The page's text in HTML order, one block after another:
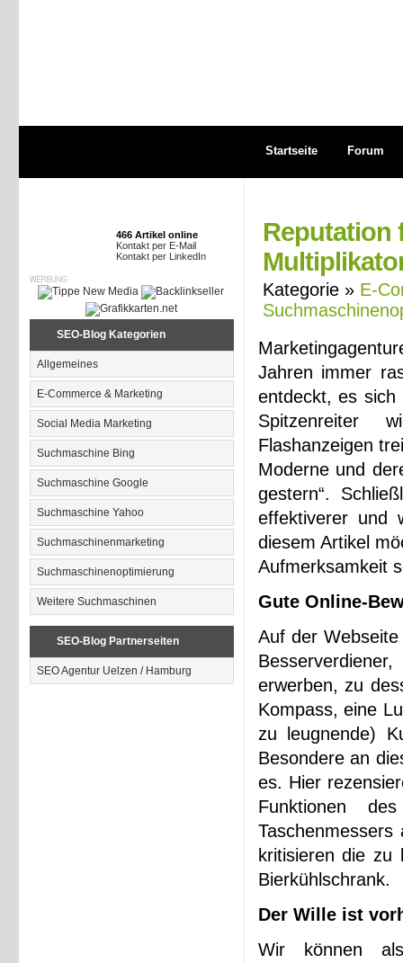
Startseite Forum
466 Artikel online
Kontakt per E-Mail
Kontakt per LinkedIn
SEO-Blog Kategorien
Allgemeines
E-Commerce & Marketing
Social Media Marketing
Suchmaschine Bing
Suchmaschine Google
Suchmaschine Yahoo
Suchmaschinenmarketing
Suchmaschinenoptimierung
Weitere Suchmaschinen
SEO-Blog Partnerseiten
SEO Agentur Uelzen / Hamburg
Reputation
Kategorie » E-
Jahren immer
entdeckt, es sich
Spitzenreiter
Flashanzeigen
Moderne und
gestern“.
effektiverer und
diesem Artikel
Aufmerksamkeit
Gute Online-
Auf der
erwerben, zu
Kompass, eine
zu leugnende)
Besondere an
es. Hier
Funktionen
kritisieren die zu
Bierkühlschrank.
Der Wille ist
Wir können